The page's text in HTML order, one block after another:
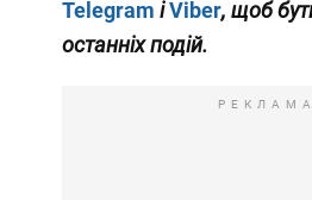
Telegram іViber, щоб
останніх подій.
РЕКЛАМА